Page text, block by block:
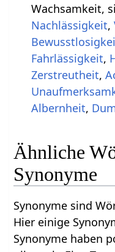
Wachsamkeit,
Nachlässigkeit,
Fahrlässigkeit,
Zerstreutheit,
Albernheit,
Ähnliche
Synonyme
Synonyme sind
Hier einige
Synonyme haben